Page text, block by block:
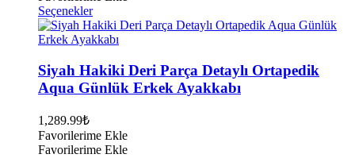
SeçeneklerBu
ürünün
birden
varyasyonu
var.
Seçenekler
seçilebilir
Siyah Hakiki Deri Parça Detaylı Ortapedik
Aqua Günlük Erkek Ayakkabı
1,289.99₺
Favorilerime Ekle
Favorilerime Ekle